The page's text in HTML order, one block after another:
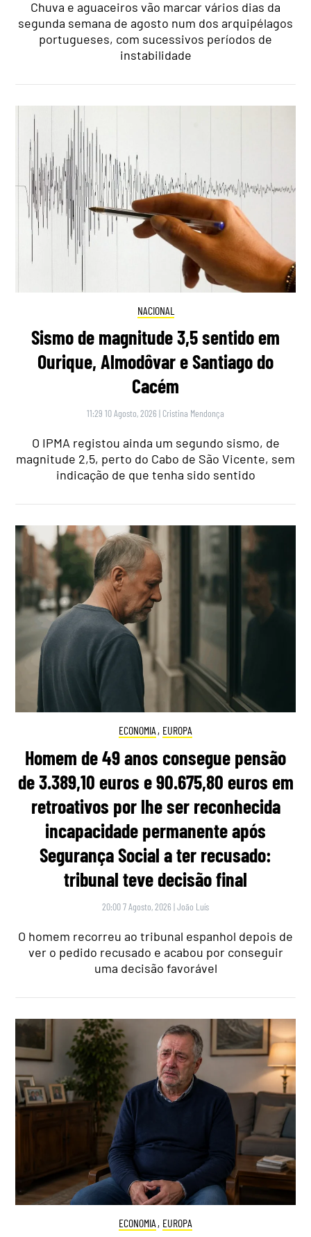
Chuva e aguaceiros vão marcar vários dias da
segunda semana de agosto num dos arquipélagos
portugueses, com sucessivos períodos de
instabilidade
NACIONAL
Sismo de magnitude 3,5 sentido em
Ourique, Almodôvar e Santiago do
Cacém
11:29 10 Agosto, 2026 | Cristina Mendonça
O IPMA registou ainda um segundo sismo, de
magnitude 2,5, perto do Cabo de São Vicente, sem
indicação de que tenha sido sentido
ECONOMIA , EUROPA
Homem de 49 anos consegue pensão
de 3.389,10 euros e 90.675,80 euros em
retroativos por lhe ser reconhecida
incapacidade permanente após
Segurança Social a ter recusado:
tribunal teve decisão final
20:00 7 Agosto, 2026 |João Luís
O homem recorreu ao tribunal espanhol depois de
ver o pedido recusado e acabou por conseguir
uma decisão favorável
ECONOMIA , EUROPA